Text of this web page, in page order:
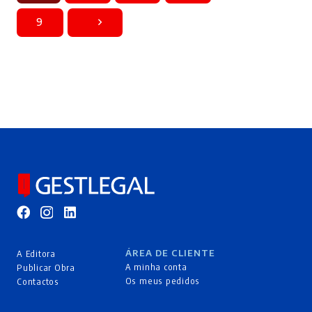
9
A Editora
Publicar Obra
Contactos
ÁREA DE CLIENTE
A minha conta
Os meus pedidos